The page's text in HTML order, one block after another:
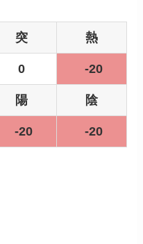
突 熱
0 -20
陽 陰
-20 -20